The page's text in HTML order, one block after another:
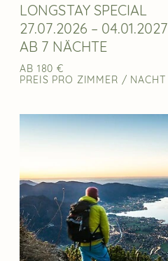
LONGSTAY SPECIAL
27.07.2026 – 04.01.2027
AB 7 NÄCHTE
AB 180 €
PREIS PRO ZIMMER / NACHT